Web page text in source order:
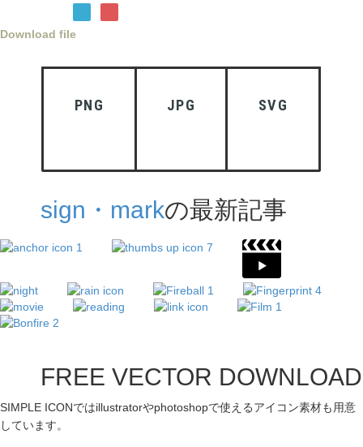
Download file
PNG JPG SVG
sign・markの最新記事
FREE VECTOR DOWNLOAD
SIMPLE ICONではillustratorやphotoshopで使えるアイコン素材も用意
しています。